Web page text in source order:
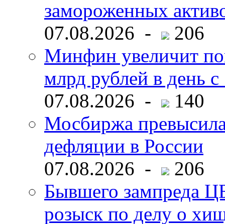
замороженных
07.08.2026 -
206
Минфин увеличит
млрд рублей в день с
07.08.2026 -
140
Мосбиржа
дефляции в России
07.08.2026 -
206
Бывшего зампреда
розыск по делу о